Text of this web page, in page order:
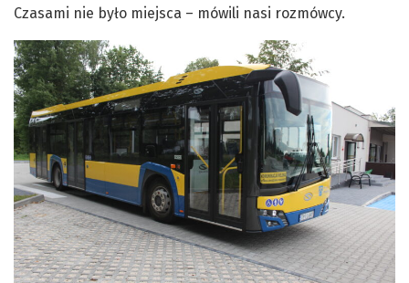
Czasami nie było miejsca – mówili nasi rozmówcy.